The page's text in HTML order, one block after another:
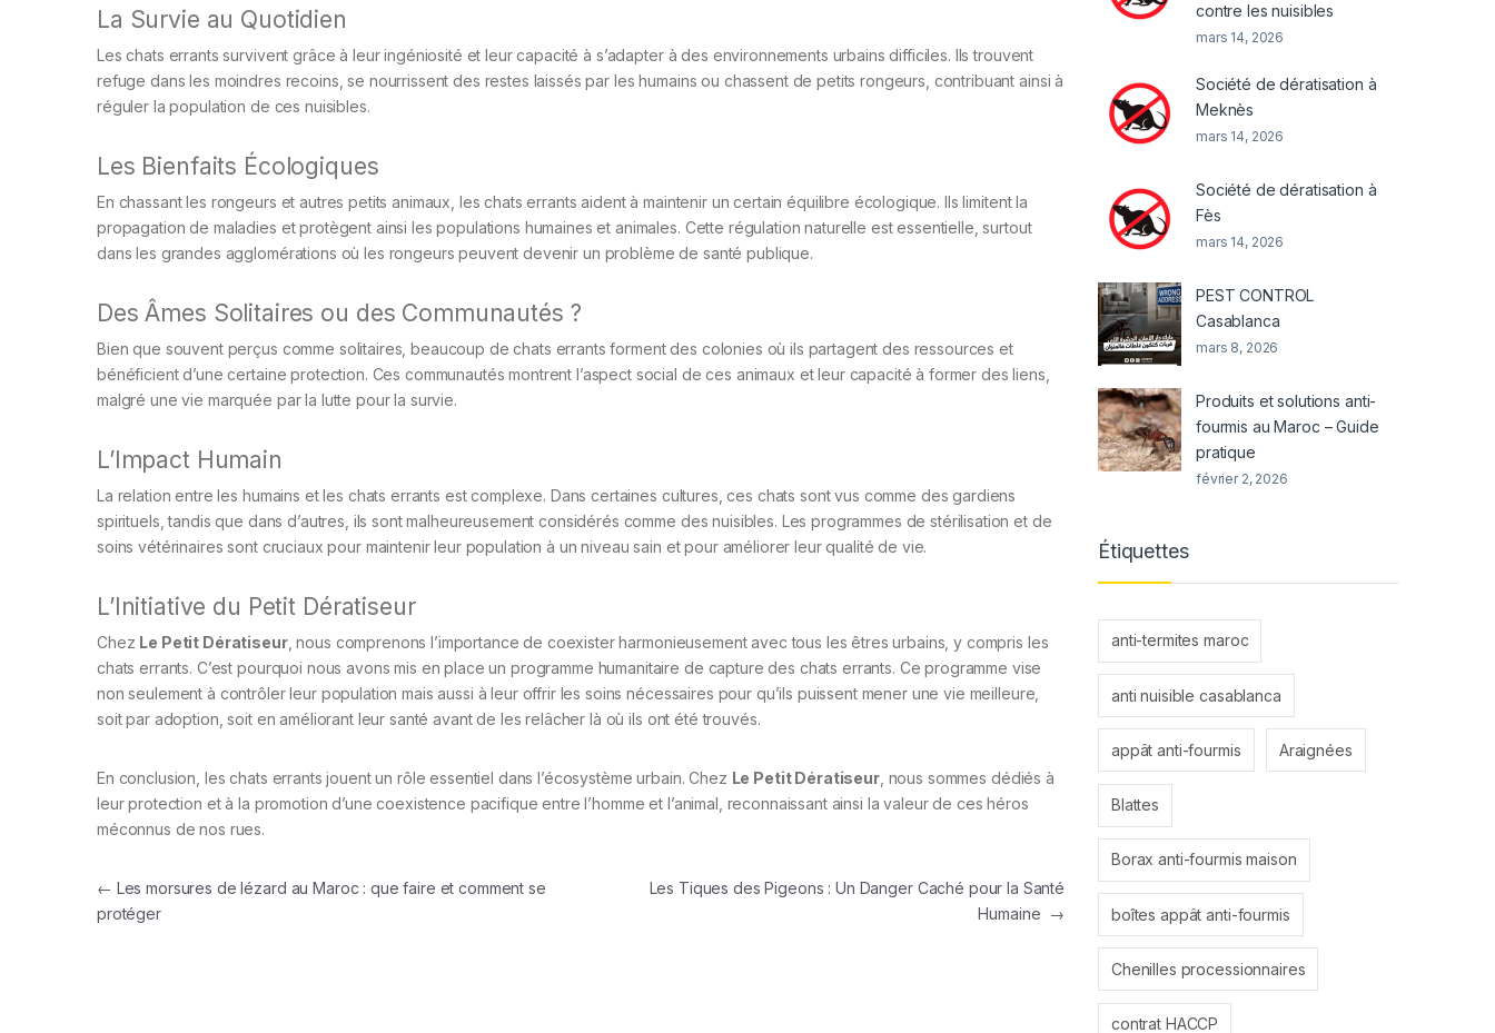
La Survie au Quotidien
Les chats errants survivent grâce à leur ingéniosité et leur capacité à s’adapter à des environnements urbains difficiles. Ils trouvent
refuge dans les moindres recoins, se nourrissent des restes laissés par les humains ou chassent de petits rongeurs, contribuant ainsi à
réguler la population de ces nuisibles.
Les Bienfaits Écologiques
En chassant les rongeurs et autres petits animaux, les chats errants aident à maintenir un certain équilibre écologique. Ils limitent la
propagation de maladies et protègent ainsi les populations humaines et animales. Cette régulation naturelle est essentielle, surtout
dans les grandes agglomérations où les rongeurs peuvent devenir un problème de santé publique.
Des Âmes Solitaires ou des Communautés ?
Bien que souvent perçus comme solitaires, beaucoup de chats errants forment des colonies où ils partagent des ressources et
bénéficient d’une certaine protection. Ces communautés montrent l’aspect social de ces animaux et leur capacité à former des liens,
malgré une vie marquée par la lutte pour la survie.
L’Impact Humain
La relation entre les humains et les chats errants est complexe. Dans certaines cultures, ces chats sont vus comme des gardiens
spirituels, tandis que dans d’autres, ils sont malheureusement considérés comme des nuisibles. Les programmes de stérilisation et de
soins vétérinaires sont cruciaux pour maintenir leur population à un niveau sain et pour améliorer leur qualité de vie.
L’Initiative du Petit Dératiseur
Chez Le Petit Dératiseur, nous comprenons l’importance de coexister harmonieusement avec tous les êtres urbains, y compris les
chats errants. C’est pourquoi nous avons mis en place un programme humanitaire de capture des chats errants. Ce programme vise
non seulement à contrôler leur population mais aussi à leur offrir les soins nécessaires pour qu’ils puissent mener une vie meilleure,
soit par adoption, soit en améliorant leur santé avant de les relâcher là où ils ont été trouvés.
En conclusion, les chats errants jouent un rôle essentiel dans l’écosystème urbain. Chez Le Petit Dératiseur, nous sommes dédiés à
leur protection et à la promotion d’une coexistence pacifique entre l’homme et l’animal, reconnaissant ainsi la valeur de ces héros
méconnus de nos rues.
Navigation de l’article
← Les morsures de lézard au Maroc : que faire et comment se
protéger
Les Tiques des Pigeons : Un Danger Caché pour la Santé
Humaine →
contre les nuisibles
mars 14, 2026
Société de dératisation à
Meknès
mars 14, 2026
Société de dératisation à
Fès
mars 14, 2026
PEST CONTROL
Casablanca
mars 8, 2026
Produits et solutions anti-
fourmis au Maroc – Guide
pratique
février 2, 2026
Étiquettes
anti-termites maroc
anti nuisible casablanca
appât anti-fourmis Araignées
Blattes
Borax anti-fourmis maison
boîtes appât anti-fourmis
Chenilles processionnaires
contrat HACCP